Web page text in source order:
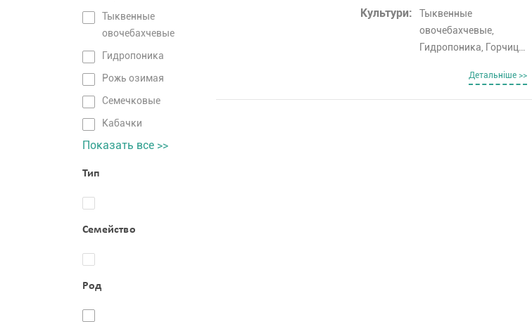
Тыквенные
овочебахчевые
Гидропоника
Рожь озимая
Семечковые
Кабачки
Показать все >>
Тип
Семейство
Род
Культури:
Тыквенные
овочебахчевые,
Гидропоника, Горчица,
Эспарцет, Рожь
озимая, Закрытый
Детальнiше >>